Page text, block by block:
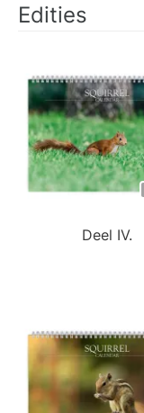
Edities
Deel IV.